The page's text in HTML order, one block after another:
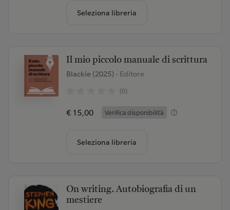
Seleziona libreria
Il mio piccolo manuale di scrittura
Blackie (2025)- Editore
(0)
€ 15,00 Verifica disponibilità
Seleziona libreria
On writing. Autobiografia di un
mestiere